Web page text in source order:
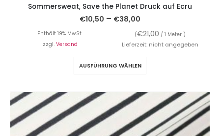
Sommersweat, Save the Planet Druck auf Ecru
€10,50 – €38,00
Enthält 19% MwSt. (€21,00 / 1 Meter )
zzgl. Versand Lieferzeit: nicht angegeben
AUSFÜHRUNG WÄHLEN